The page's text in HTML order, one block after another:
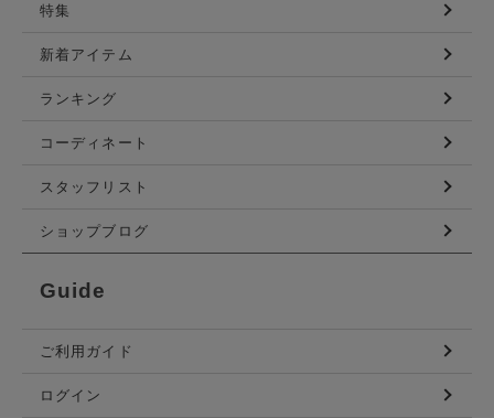
特集
新着アイテム
ランキング
コーディネート
スタッフリスト
ショップブログ
Guide
ご利用ガイド
ログイン